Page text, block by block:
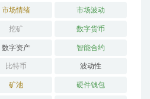
市场情绪 市场波动
挖矿 数字货币
数字资产 智能合约
比特币 波动性
矿池 硬件钱包